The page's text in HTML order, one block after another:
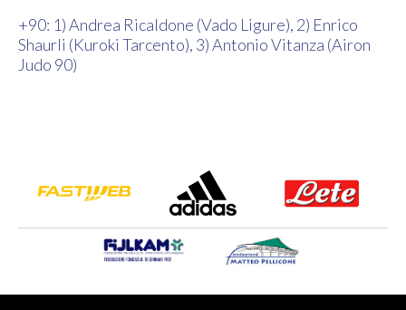
+90: 1) Andrea Ricaldone (Vado Ligure), 2) Enrico
Shaurli (Kuroki Tarcento), 3) Antonio Vitanza (Airon
Judo 90)